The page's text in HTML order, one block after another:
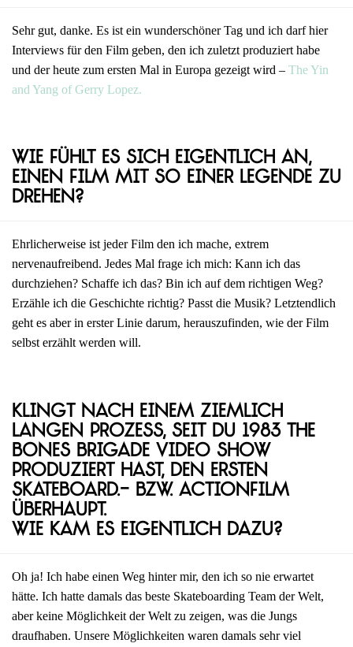
Sehr gut, danke. Es ist ein wunderschöner Tag und ich darf hier
Interviews für den Film geben, den ich zuletzt produziert habe
und der heute zum ersten Mal in Europa gezeigt wird – The Yin
and Yang of Gerry Lopez.
Wie fühlt es sich eigentlich an,
einen Film mit so einer Legende zu
drehen?
Ehrlicherweise ist jeder Film den ich mache, extrem
nervenaufreibend. Jedes Mal frage ich mich: Kann ich das
durchziehen? Schaffe ich das? Bin ich auf dem richtigen Weg?
Erzähle ich die Geschichte richtig? Passt die Musik? Letztendlich
geht es aber in erster Linie darum, herauszufinden, wie der Film
selbst erzählt werden will.
Klingt nach einem ziemlich
langen Prozess, seit du 1983 The
Bones Brigade Video Show
produziert hast, den ersten
Skateboard.- bzw. Actionfilm
überhaupt.
Wie kam es eigentlich dazu?
Oh ja! Ich habe einen Weg hinter mir, den ich so nie erwartet
hätte. Ich hatte damals das beste Skateboarding Team der Welt,
aber keine Möglichkeit der Welt zu zeigen, was die Jungs
draufhaben. Unsere Möglichkeiten waren damals sehr viel